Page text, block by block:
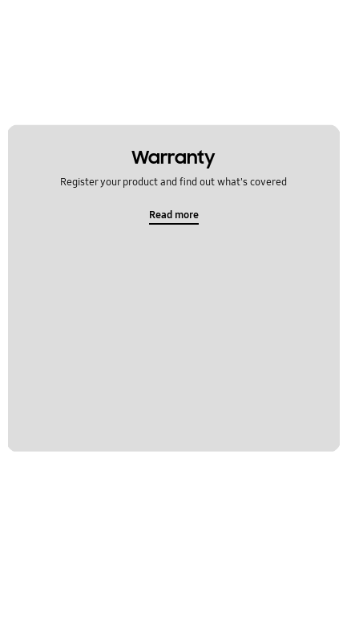
Warranty
Register your product and find out what's covered
Read more